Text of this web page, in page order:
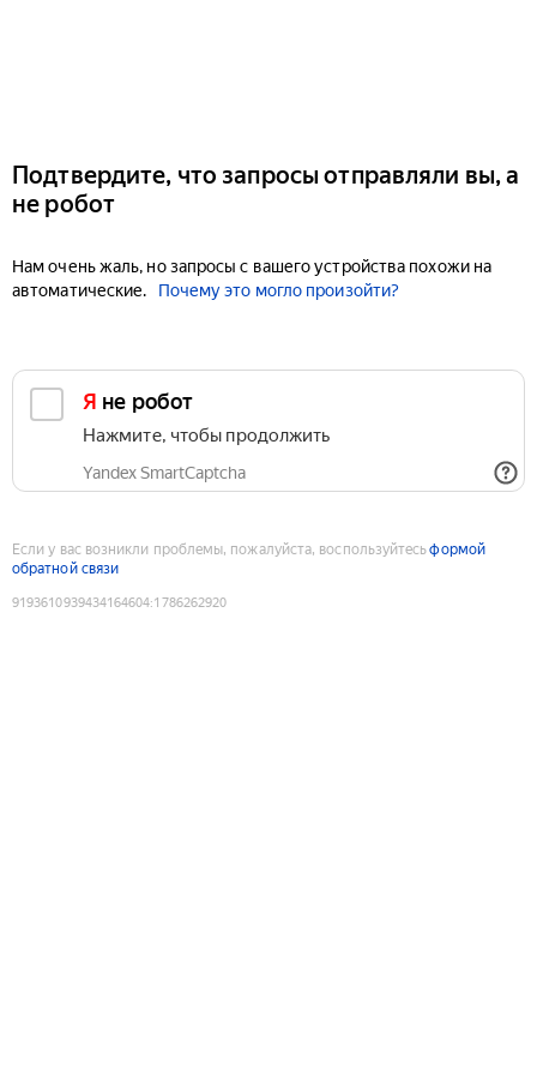
Подтвердите, что запросы отправляли вы, а
не робот
Нам очень жаль, но запросы с вашего устройства похожи на
автоматические.
Почему это могло произойти?
Я не робот
Нажмите, чтобы продолжить
Yandex SmartCaptcha
Если у вас возникли проблемы, пожалуйста, воспользуйтесьформой
обратной связи
9193610939434164604:1786262920